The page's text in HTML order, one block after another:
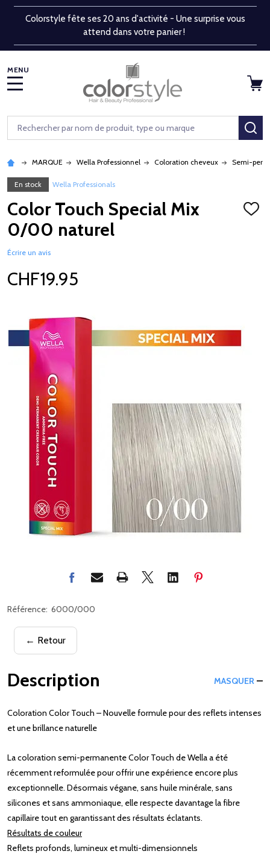
Colorstyle fête ses 20 ans d'activité - Une surprise vous
attend dans votre panier !
Rechercher
MARQUE Wella Professionnel Coloration cheveux Semi-
En stock Wella Professionals
Color Touch Special Mix
0/00 naturel
Écrire un avis
CHF19.95
Référence: 6000/000
← Retour
Description MASQUER
Coloration Color Touch – Nouvelle formule pour des reflets intenses
et une brillance naturelle
La coloration semi-permanente Color Touch de Wella a été
récemment reformulée pour offrir une expérience encore plus
exceptionnelle. Désormais végane, sans huile minérale, sans
silicones et sans ammoniaque, elle respecte davantage la fibre
capillaire tout en garantissant des résultats éclatants. ​
Résultats de couleur
Reflets profonds, lumineux et multi-dimensionnels​